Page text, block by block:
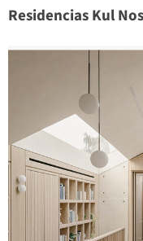
Residencias Kul